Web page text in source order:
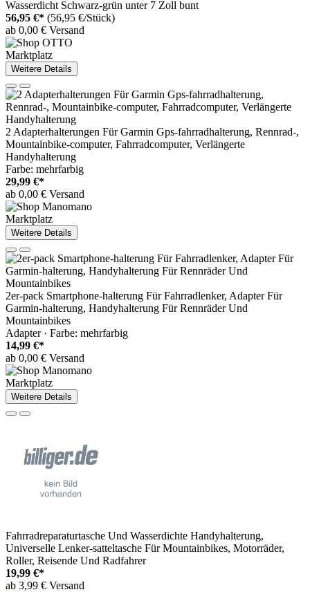
Wasserdicht Schwarz-grün unter 7 Zoll bunt
56,95 €* (56,95 €/Stück)
ab 0,00 € Versand
Marktplatz
Weitere Details
2 Adapterhalterungen Für Garmin Gps-fahrradhalterung, Rennrad-,
Mountainbike-computer, Fahrradcomputer, Verlängerte
Handyhalterung
Farbe: mehrfarbig
29,99 €*
ab 0,00 € Versand
Marktplatz
Weitere Details
2er-pack Smartphone-halterung Für Fahrradlenker, Adapter Für
Garmin-halterung, Handyhalterung Für Rennräder Und
Mountainbikes
Adapter · Farbe: mehrfarbig
14,99 €*
ab 0,00 € Versand
Marktplatz
Weitere Details
Fahrradreparaturtasche Und Wasserdichte Handyhalterung,
Universelle Lenker-satteltasche Für Mountainbikes, Motorräder,
Roller, Reisende Und Radfahrer
19,99 €*
ab 3,99 € Versand